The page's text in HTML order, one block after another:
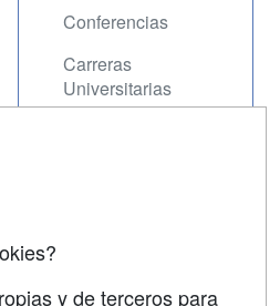
Conferencias
Carreras
Universitarias
y de terceros para